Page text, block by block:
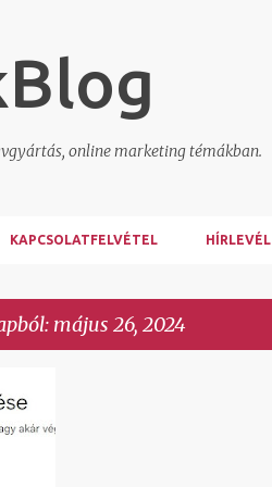
online marketing témákban.
KAPCSOLATFELVÉTEL HÍRLEVÉL
május 26, 2024